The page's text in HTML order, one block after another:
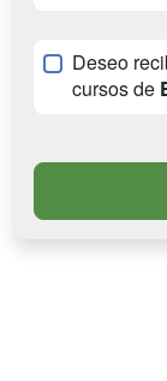
Deseo
cursos de